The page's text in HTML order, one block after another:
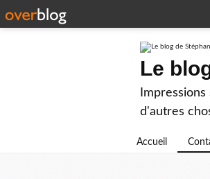
Le
d'autres
Accueil